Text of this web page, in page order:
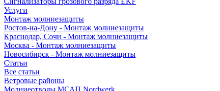
Услуги
Монтаж молниезащиты
Ростов-на-Дону - Монтаж молниезащиты
Краснодар, Сочи - Монтаж молниезащиты
Москва - Монтаж молниезащиты
Новосибирск - Монтаж молниезащиты
Статьи
Все статьи
Ветровые районы
Молниеотводы МСАП Nordwerk